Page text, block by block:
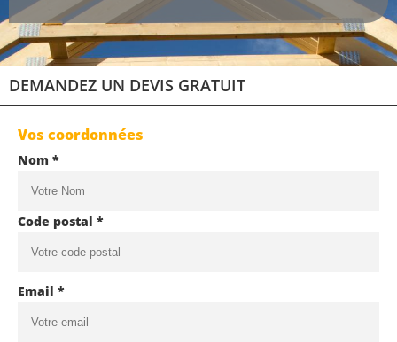
DEMANDEZ UN DEVIS GRATUIT
Vos coordonnées
Nom *
Code postal *
Email *